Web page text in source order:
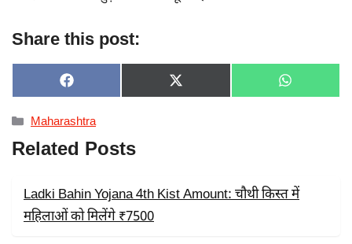
Share this post:
SHARE
ON
F
A
C
E
B
O
SHARE
ON
X
(
R
SHARE
ON
W
H
Categories
Maharashtra
Related Posts
Ladki Bahin Yojana 4th Kist Amount: चौथी किस्त में
महिलाओं को मिलेंगे ₹7500